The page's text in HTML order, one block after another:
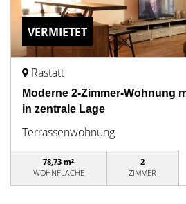
VERMIETET
Rastatt
Moderne 2-Zimmer-Wohnung
in zentrale Lage
Terrassenwohnung
78,73 m²
WOHNFLÄCHE
2
ZIMMER